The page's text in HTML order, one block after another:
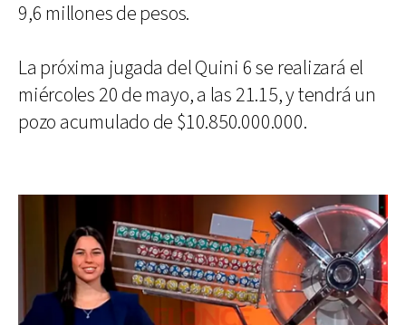
9,6 millones de pesos.
La próxima jugada del Quini 6 se realizará el
miércoles 20 de mayo, a las 21.15, y tendrá un
pozo acumulado de $10.850.000.000.